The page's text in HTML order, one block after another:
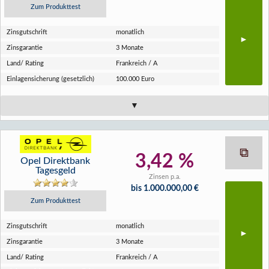
Zum Produkttest
Zins­gutschrift monatlich
Zins­garantie 3 Monate
Land/ Rating Frankreich / A
Einlagen­sicherung (gesetzlich) 100.000 Euro
Opel Direktbank
Tagesgeld
Zum Produkttest
3,42 %
Zinsen p.a.
bis 1.000.000,00 €
Zins­gutschrift monatlich
Zins­garantie 3 Monate
Land/ Rating Frankreich / A